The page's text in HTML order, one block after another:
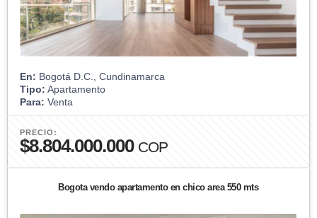
En: Bogotá D.C., Cundinamarca
Tipo: Apartamento
Para: Venta
PRECIO:
$8.804.000.000 COP
Bogota vendo apartamento en chico area 550 mts